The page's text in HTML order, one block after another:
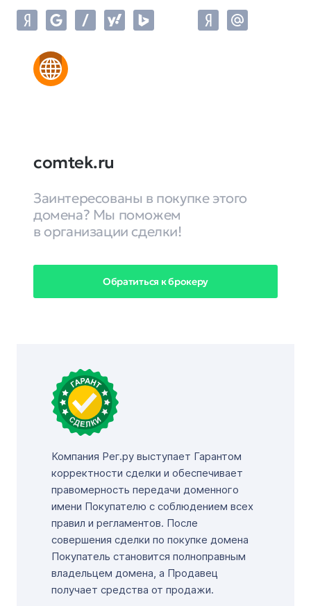
comtek.ru
Заинтересованы в покупке этого
домена? Мы поможем
в организации сделки!
Обратиться к брокеру
Компания Рег.ру выступает Гарантом
корректности сделки и обеспечивает
правомерность передачи доменного
имени Покупателю с соблюдением всех
правил и регламентов. После
совершения сделки по покупке домена
Покупатель становится полноправным
владельцем домена, а Продавец
получает средства от продажи.